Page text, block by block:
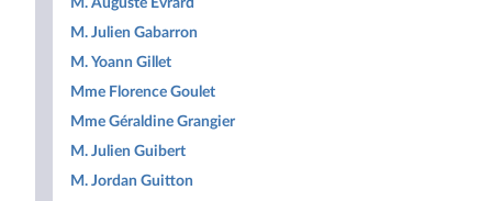
M. Julien Gabarron
M. Yoann Gillet
Mme Florence Goulet
Mme Géraldine Grangier
M. Julien Guibert
M. Jordan Guitton